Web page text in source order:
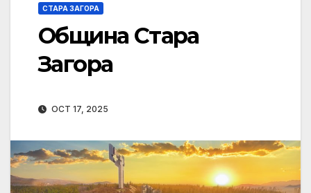
СТАРА ЗАГОРА
Община Стара
Загора
OCT 17, 2025